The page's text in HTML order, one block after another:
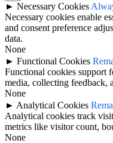
► Necessary Cookies
Necessary cookies enable
and consent preference
data.
None
► Functional Cookies
Functional cookies support
media, collecting feedback,
None
► Analytical Cookies
Analytical cookies track
metrics like visitor count,
None